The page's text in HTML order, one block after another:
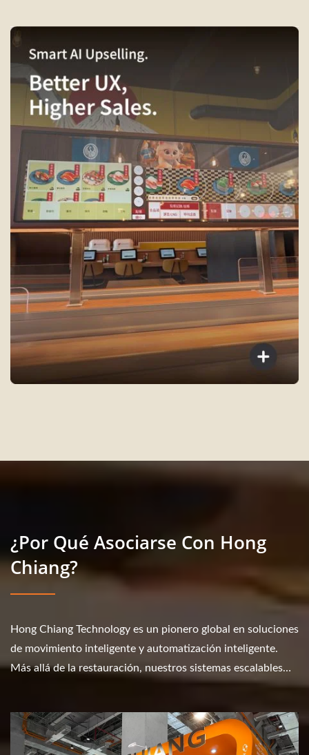
¿Por Qué Asociarse Con Hong
Chiang?
Hong Chiang Technology es un pionero global en soluciones
de movimiento inteligente y automatización inteligente.
Más allá de la restauración, nuestros sistemas escalables